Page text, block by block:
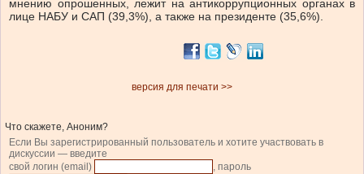
мнению опрошенных, лежит на антикоррупционных органах в
лице НАБУ и САП (39,3%), а также на президенте (35,6%).
версия для печати >>
Что скажете, Аноним?
Если Вы зарегистрированный пользователь и хотите участвовать в
дискуссии — введите
свой логин (email)
, пароль